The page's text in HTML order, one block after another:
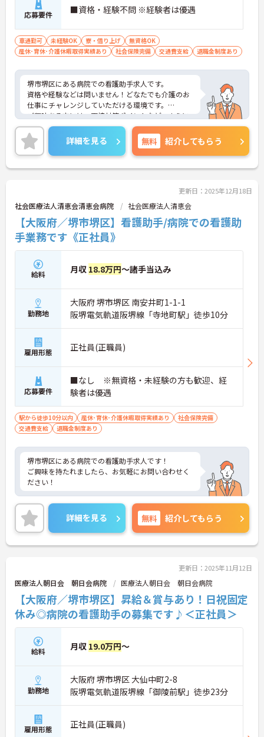
応募要件 ■資格・経験不問 ※経験者は優遇
車通勤可 未経験OK 寮・借り上げ
無資格OK
産休･育休･介護休暇取得実績あり
社会保険完備 交通費支給 退職金制度あり
堺市堺区にある病院での看護助手求人です。
資格や経験などは問いません！どなたでも介護のお
仕事にチャレンジしていただける環境です。
ご興味ある方には、面接対策ポイントなど、さらに
詳細をお話しいたしますのでお気軽にご相談くださ
い。
詳細を見る 無料 紹介してもらう
更新日：2025年12月18日
社会医療法人清恵会清恵会病院 社会医療法人清恵会
【大阪府／堺市堺区】看護助手/病院での看護助
手業務です《正社員》
給料 月収 18.8万円～諸手当込み
勤務地
大阪府 堺市堺区 南安井町1-1-1
阪堺電気軌道阪堺線「寺地町駅」徒歩10分
雇用形態 正社員(正職員)
応募要件
■なし ※無資格・未経験の方も歓迎、経
験者は優遇
駅から徒歩10分以内 産休･育休･介護休暇取得実績あり
社会保険完備
交通費支給
退職金制度あり
堺市堺区にある病院での看護助手求人です！
ご興味を持たれましたら、お気軽にお問い合わせく
ださい！
詳細を見る 無料 紹介してもらう
更新日：2025年11月12日
医療法人朝日会 朝日会病院 医療法人朝日会 朝日会病院
【大阪府／堺市堺区】昇給＆賞与あり！日祝固定
休み◎病院の看護助手の募集です♪＜正社員＞
給料 月収 19.0万円～
勤務地
大阪府 堺市堺区 大仙中町2-8
阪堺電気軌道阪堺線「御陵前駅」徒歩23分
雇用形態 正社員(正職員)